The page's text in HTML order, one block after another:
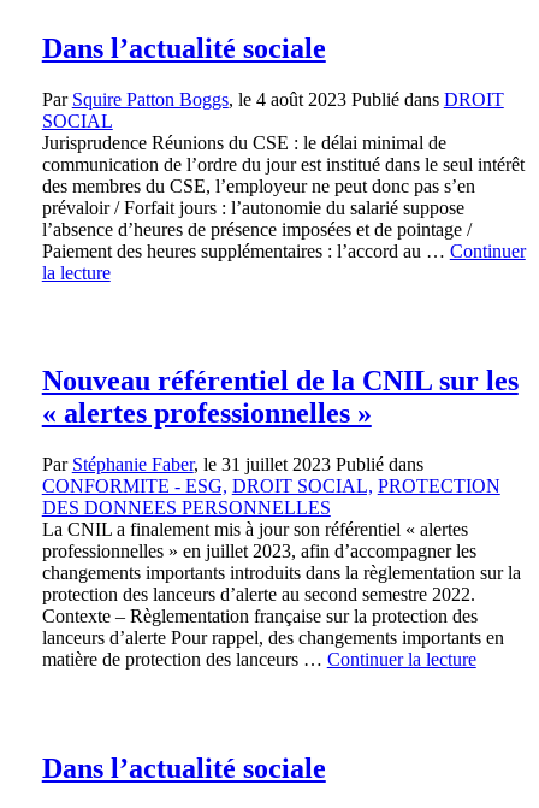
Dans l’actualité sociale
Par Squire Patton Boggs, le 4 août 2023Publié dans DROIT
SOCIAL
Jurisprudence Réunions du CSE : le délai minimal de
communication de l’ordre du jour est institué dans le seul intérêt
des membres du CSE, l’employeur ne peut donc pas s’en
prévaloir / Forfait jours : l’autonomie du salarié suppose
l’absence d’heures de présence imposées et de pointage /
Paiement des heures supplémentaires : l’accord au … Continuer
la lecture
Nouveau référentiel de la CNIL sur les
« alertes professionnelles »
Par Stéphanie Faber, le 31 juillet 2023Publié dans
CONFORMITE - ESG, DROIT SOCIAL, PROTECTION
DES DONNEES PERSONNELLES
La CNIL a finalement mis à jour son référentiel « alertes
professionnelles » en juillet 2023, afin d’accompagner les
changements importants introduits dans la règlementation sur la
protection des lanceurs d’alerte au second semestre 2022.
Contexte – Règlementation française sur la protection des
lanceurs d’alerte Pour rappel, des changements importants en
matière de protection des lanceurs … Continuer la lecture
Dans l’actualité sociale